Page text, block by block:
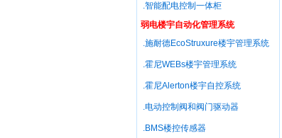
.智能配电控制一体柜
弱电楼宇自动化管理系统
.施耐德EcoStruxure楼宇管理系统
.霍尼WEBs楼宇管理系统
.霍尼Alerton楼宇自控系统
.电动控制阀和阀门驱动器
.BMS楼控传感器